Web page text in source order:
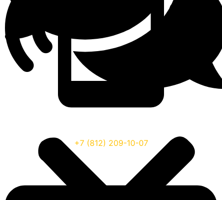
+7 (812) 209-10-07